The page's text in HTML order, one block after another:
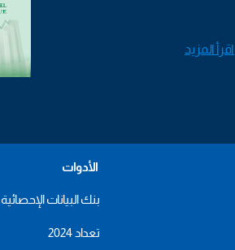
اقرأ المزيد
الأدوات
بنك البيانات الإحصائية
تعداد 2024